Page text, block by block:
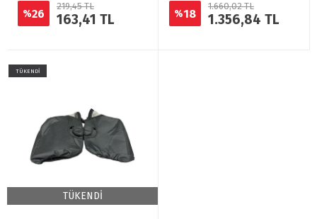
%26
219,45 TL
163,41 TL %18
1.660,02 TL
1.356,84 TL
TÜKENDİ
TÜKENDİ